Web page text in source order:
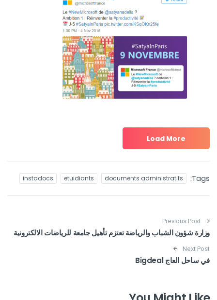
Load More
Tags:
documents administratifs
etuidiants
instadocs
Post navigation
Previous Post
وزارة شؤون الشباب والرياضة تعتزم تأهيل جامعة للرياضات الالكترونية
Next Post
في ساحل العاج Bigdeal